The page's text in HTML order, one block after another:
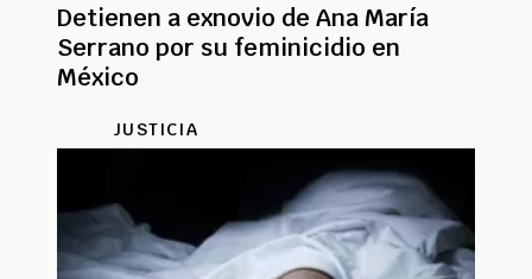
Detienen a exnovio de Ana María
Serrano por su feminicidio en
México
JUSTICIA